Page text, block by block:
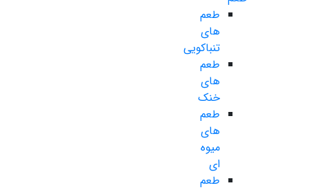
طعم
های
تنباکویی
طعم
های
خنک
طعم
های
میوه
ای
طعم